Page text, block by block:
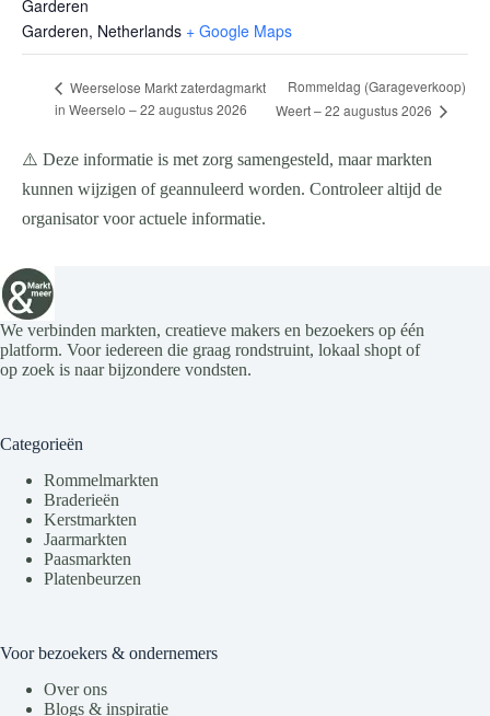
Garderen
Garderen, Netherlands + Google Maps
Weerselose Markt zaterdagmarkt
in Weerselo – 22 augustus 2026
Rommeldag (Garageverkoop)
Weert – 22 augustus 2026
⚠️ Deze informatie is met zorg samengesteld, maar markten
kunnen wijzigen of geannuleerd worden. Controleer altijd de
organisator voor actuele informatie.
We verbinden markten, creatieve makers en bezoekers op één
platform. Voor iedereen die graag rondstruint, lokaal shopt of
op zoek is naar bijzondere vondsten.
Categorieën
Rommelmarkten
Braderieën
Kerstmarkten
Jaarmarkten
Paasmarkten
Platenbeurzen
Voor bezoekers & ondernemers
Over ons
Blogs & inspiratie